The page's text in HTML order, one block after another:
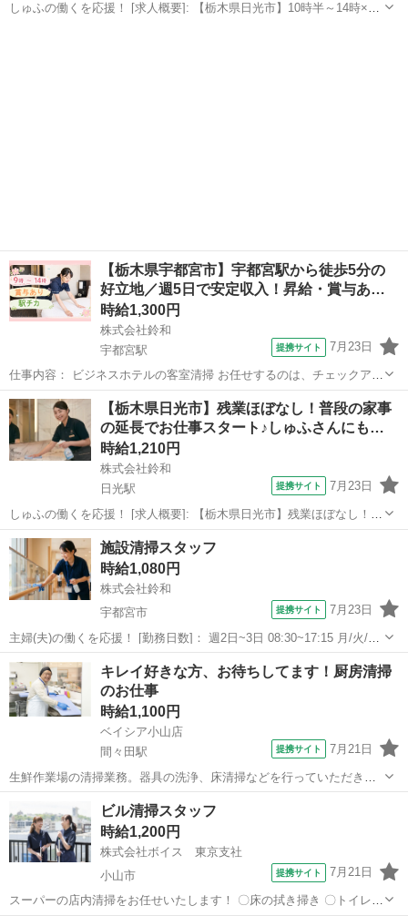
しゅふの働くを応援！ [求人概要]: 【栃木県日光市】10時半～14時×高
【栃木県宇都宮市】宇都宮駅から徒歩5分の
好立地／週5日で安定収入！昇給・賞与あ…
時給1,300円
株式会社鈴和
宇都宮駅
提携サイト 7月23日
仕事内容： ビジネスホテルの客室清掃 お任せするのは、チェックアウ
ト後のお部屋の清掃です。 【具体的には】 ○退室された客室の清掃全
般 ・ベッドメイク ・バスルームの清掃 ・客室内掃除機かけ ・廊下の
掃除機かけ ・客室内...
栃木 宇都宮市 宇都宮駅 清掃
【栃木県日光市】残業ほぼなし！普段の家事
の延長でお仕事スタート♪しゅふさんにも…
時給1,210円
株式会社鈴和
日光駅
提携サイト 7月23日
しゅふの働くを応援！ [求人概要]: 【栃木県日光市】残業ほぼなし！普
段の家事の延長でお仕事スタート♪しゅふさんにもオススメの温泉旅館
内の清掃です！ [職種名]: 共用部・大浴場清掃 [勤務地・最寄駅]: 栃木
県日光市...
栃木 日光駅 清掃
施設清掃スタッフ
時給1,080円
株式会社鈴和
宇都宮市
提携サイト 7月23日
主婦(夫)の働くを応援！ [勤務日数]： 週2日~3日 08:30~17:15 月/火/水/
木/金/土/日 などから選べます [勤務地・最寄駅]： 栃木県宇都宮市西川
田６－４－３７ ユウケイ武道館 株式会社鈴和 宇都宮駅...
栃木 宇都宮市 清掃
キレイ好きな方、お待ちしてます！厨房清掃
のお仕事
時給1,100円
ベイシア小山店
間々田駅
提携サイト 7月21日
生鮮作業場の清掃業務。器具の洗浄、床清掃などを行っていただきま
す。 コツコツ働きたい方歓迎♪ アルバイト,パート ◎未経験歓迎 ◎
主婦（夫）歓迎 ◎中高年活躍中！ ◆65歳定年制 ◆当社服務規定を守
って勤務いただける方
間々田駅
ビル清掃スタッフ
時給1,200円
株式会社ボイス 東京支社
小山市
提携サイト 7月21日
スーパーの店内清掃をお任せいたします！ 〇床の拭き掃き 〇トイレ清